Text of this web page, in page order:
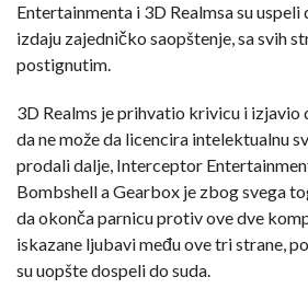
Entertainmenta i 3D Realmsa su
izdaju zajedničko saopštenje, sa svih
postignutim.
3D Realms je prihvatio krivicu i izjavio
da ne može da licencira intelektualnu
prodali dalje, Interceptor
Bombshell a Gearbox je zbog svega
da okonča parnicu protiv ove dve
iskazane ljubavi među ove tri strane,
su uopšte dospeli do suda.